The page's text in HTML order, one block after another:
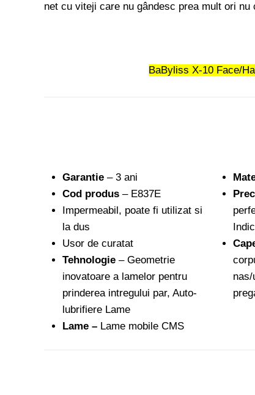
net cu viteji care nu gândesc prea mult ori
BaByliss X-10 Face/
Garantie – 3 ani
Cod produs – E837E
Impermeabil, poate fi utilizat si
la dus
Usor de curatat
Tehnologie – Geometrie
inovatoare a lamelor pentru
prinderea intregului par, Auto-
lubrifiere Lame
Lame – Lame mobile CMS